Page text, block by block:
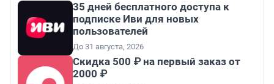
35 дней бесплатного доступа к
подписке Иви для новых
пользователей
До 31 августа, 2026
Скидка 500 ₽ на первый заказ от
2000 ₽